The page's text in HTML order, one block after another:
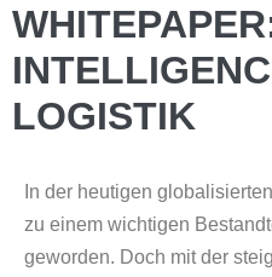
LOGISTIK
In der heutigen
zu einem wichtigen
geworden. Doch mit der